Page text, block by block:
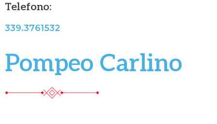
Telefono:
339.3761532
Pompeo Carlino